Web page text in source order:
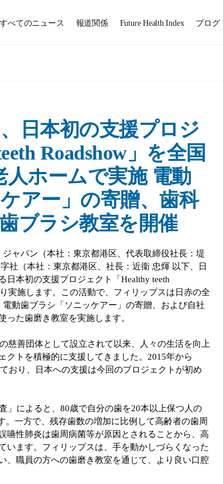
すべてのニュース 報道関係 Future Health Index ブログ
日本初の支援プロジ
Roadshow」を全国
人ホームで実施 電動
アー」の寄贈、歯科
ブラシ教室を開催
ャパン（本社：東京都港区、代表取締役社長：堤
社（本社：東京都港区、社長：近衞 忠煇 以下、日
本初の支援プロジェクト「Healthy teeth
実施します。この活動で、フィリップスは日赤の全
動歯ブラシ「ソニッケアー」の寄贈、および自社
った歯磨き教室を実施します。
慈善団体として設立されて以来、人々の生活を向上
クトを積極的に支援してきました。2015年から
おり、日本への支援は今回のプロジェクトが初め
」によると、80歳で自分の歯を20本以上保つ人の
。一方で、残存歯数の増加に比例して高齢者の歯周
嚥性肺炎は歯周病菌等が原因とされることから、高
います。フィリップスは、手を動かしづらくなった
、職員の方への歯磨き教室を通じて、より良い口腔